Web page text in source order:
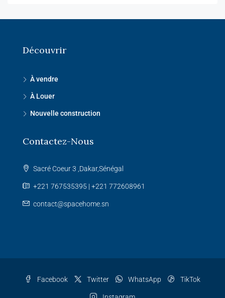
Découvrir
À vendre
À Louer
Nouvelle construction
Contactez-Nous
Sacré Coeur 3 ,Dakar,Sénégal
+221 767535395 | +221 772608961
contact@spacehome.sn
Facebook Twitter WhatsApp TikTok